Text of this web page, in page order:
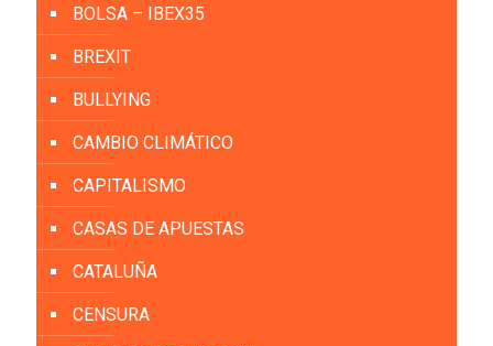
BOLSA – IBEX35
BREXIT
BULLYING
CAMBIO CLIMÁTICO
CAPITALISMO
CASAS DE APUESTAS
CATALUÑA
CENSURA